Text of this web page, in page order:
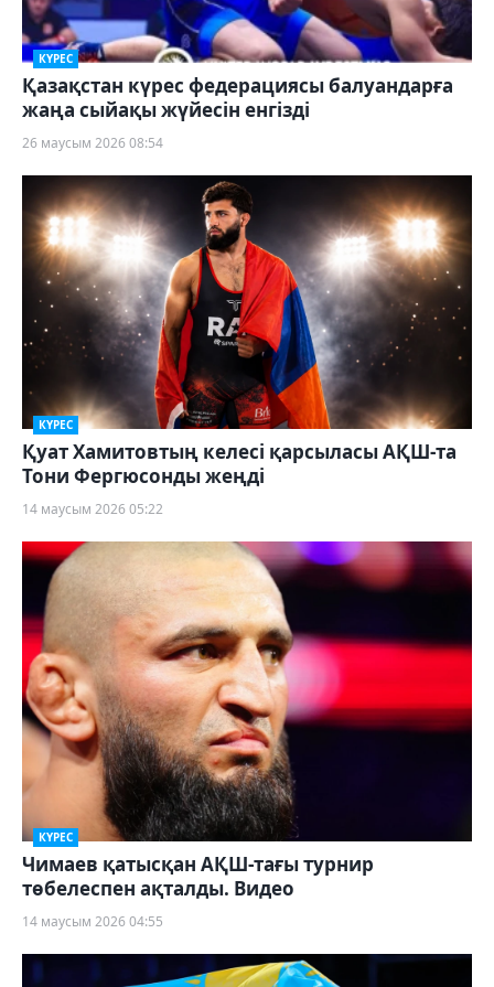
КҮРЕС
Қазақстан күрес федерациясы балуандарға
жаңа сыйақы жүйесін енгізді
26 маусым 2026 08:54
КҮРЕС
Қуат Хамитовтың келесі қарсыласы АҚШ-та
Тони Фергюсонды жеңді
14 маусым 2026 05:22
КҮРЕС
Чимаев қатысқан АҚШ-тағы турнир
төбелеспен ақталды. Видео
14 маусым 2026 04:55